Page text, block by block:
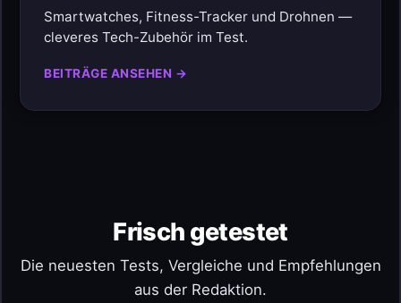
Smartwatches, Fitness-Tracker und Drohnen —
cleveres Tech-Zubehör im Test.
BEITRÄGE ANSEHEN →
Frisch getestet
Die neuesten Tests, Vergleiche und Empfehlungen
aus der Redaktion.